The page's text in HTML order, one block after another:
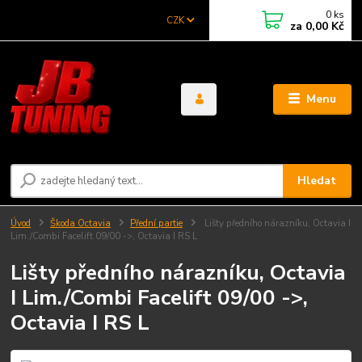
Menu
CZK
Hledat
0 ks
za 0,00 Kč
Úvod Škoda Octavia Přední partie
Lišty předního nárazníku, Octavia I
Lim./Combi Facelift 09/00 ->, Octavia I RS L
Lišty předního nárazníku, Octavia
I Lim./Combi Facelift 09/00 ->,
Octavia I RS L